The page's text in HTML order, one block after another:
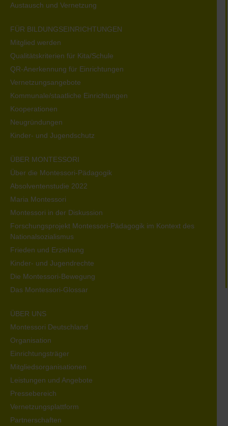
Austausch und Vernetzung
FÜR BILDUNGSEINRICHTUNGEN
Mitglied werden
Qualitätskriterien für Kita/Schule
QR-Anerkennung für Einrichtungen
Vernetzungsangebote
Kommunale/staatliche Einrichtungen
Kooperationen
Neugründungen
Kinder- und Jugendschutz
ÜBER MONTESSORI
Über die Montessori-Pädagogik
Absolventenstudie 2022
Maria Montessori
Montessori in der Diskussion
Forschungsprojekt Montessori-Pädagogik im Kontext des
Nationalsozialismus
Frieden und Erziehung
Kinder- und Jugendrechte
Die Montessori-Bewegung
Das Montessori-Glossar
ÜBER UNS
Montessori Deutschland
Organisation
Einrichtungsträger
Mitgliedsorganisationen
Leistungen und Angebote
Pressebereich
Vernetzungsplattform
Partnerschaften